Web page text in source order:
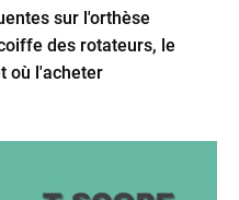
sur l'orthèse
des rotateurs, le
où l'acheter